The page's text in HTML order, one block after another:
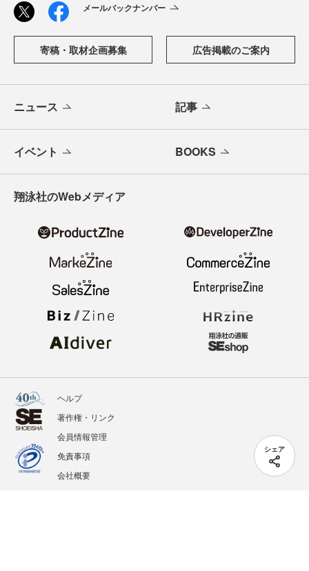
シェア
メールバックナンバー
寄稿・取材企画募集 広告掲載のご案内
ニュース 記事
イベント BOOKS
翔泳社のWebメディア
ヘルプ
著作権・リンク
会員情報管理
免責事項
会社概要